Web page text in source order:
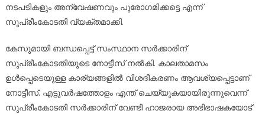
നടപടികളും അന്വേഷണവും പുരോഗമിക്കട്ടെ എന്ന്
സുപ്രീംകോടതി വ്യക്തമാക്കി.
കേസുമായി ബന്ധപ്പെട്ട് സംസ്ഥാന സര്‍ക്കാരിന്
സുപ്രീംകോടതിയുടെ നോട്ടീസ് നല്‍കി. കാലതാമസം
ഉള്‍പ്പെടെയുള്ള കാര്യങ്ങളില്‍ വിശദീകരണം ആവശ്യപ്പെട്ടാണ്
നോട്ടീസ്. എട്ടുവര്‍ഷത്തോളം എന്ത് ചെയ്യുകയായിരുന്നുവെന്ന്
സുപ്രീംകോടതി സര്‍ക്കാരിന് വേണ്ടി ഹാജരായ അഭിഭാഷകയോട്